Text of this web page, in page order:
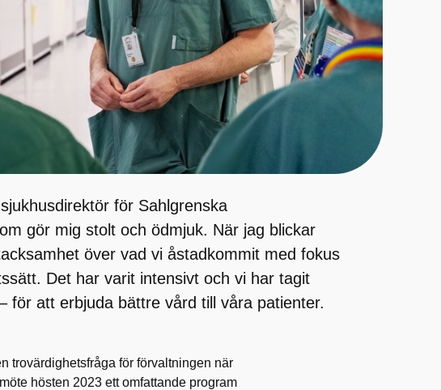
för Sahlgrenska
gör mig stolt och ödmjuk. När jag blickar
över vad vi åstadkommit med fokus
Det har varit intensivt och vi har tagit
för att erbjuda bättre vård till våra patienter.
trovärdighetsfråga för förvaltningen när
hösten 2023 ett omfattande program